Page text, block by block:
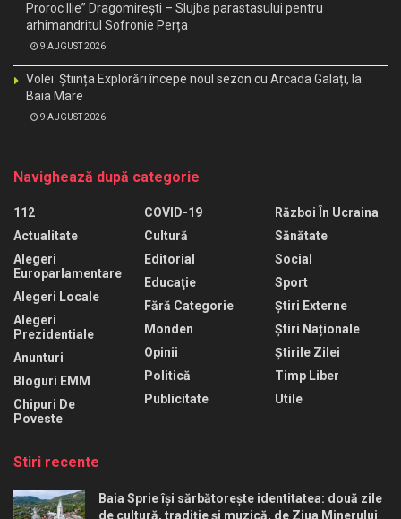
Proroc Ilie” Dragomirești – Slujba parastasului pentru
arhimandritul Sofronie Perța
9 AUGUST 2026
Volei. Știința Explorări începe noul sezon cu Arcada Galați, la
Baia Mare
9 AUGUST 2026
Navighează după categorie
112
Actualitate
Alegeri
Europarlamentare
Alegeri Locale
Alegeri
Prezidentiale
Anunturi
Bloguri EMM
Chipuri De
Poveste
COVID-19
Cultură
Editorial
Educaţie
Fără Categorie
Monden
Opinii
Politică
Publicitate
Război În Ucraina
Sănătate
Social
Sport
Știri Externe
Știri Naționale
Știrile Zilei
Timp Liber
Utile
Stiri recente
Baia Sprie își sărbătorește identitatea: două zile
de cultură, tradiție și muzică, de Ziua Minerului